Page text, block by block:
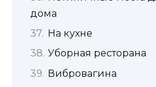
дома
На кухне
Уборная ресторана
Вибровагина